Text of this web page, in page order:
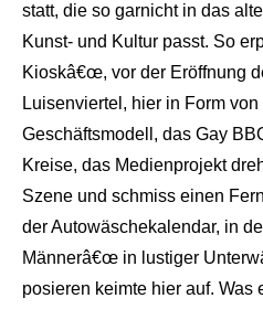
statt, die so garnicht in das
Kunst- und Kultur passt. So
Kioskâ€œ, vor der Eröffnung
Luisenviertel, hier in Form
Geschäftsmodell, das Gay
Kreise, das Medienprojekt
Szene und schmiss einen
der Autowäschekalendar, in
Männerâ€œ in lustiger
posieren keimte hier auf. Was